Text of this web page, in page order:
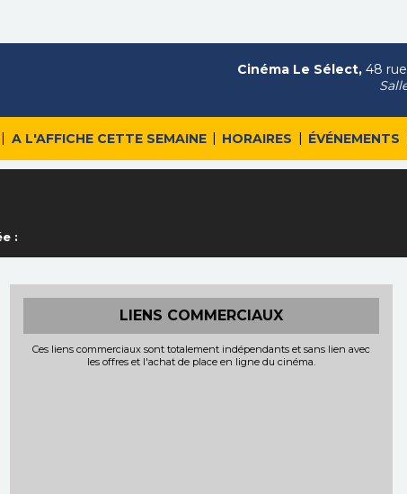
| A L'AFFICHE CETTE SEMAINE | HORAIRES | ÉVÉNEMENTS
Cinéma Le Sélect, 48
:
LIENS COMMERCIAUX
Ces liens commerciaux sont totalement indépendants et sans lien avec
les offres et l'achat de place en ligne du cinéma.